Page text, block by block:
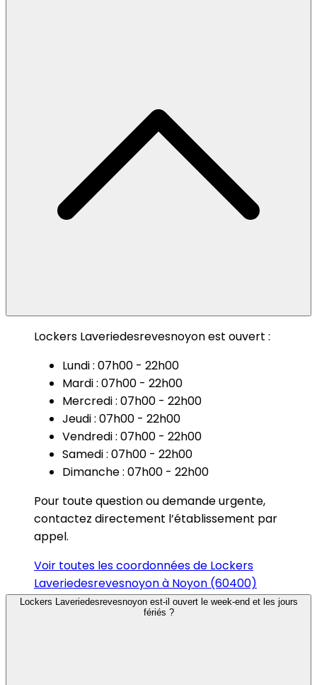
Lockers Laveriedesrevesnoyon est ouvert :
Lundi : 07h00 - 22h00
Mardi : 07h00 - 22h00
Mercredi : 07h00 - 22h00
Jeudi : 07h00 - 22h00
Vendredi : 07h00 - 22h00
Samedi : 07h00 - 22h00
Dimanche : 07h00 - 22h00
Pour toute question ou demande urgente,
contactez directement l’établissement par
appel.
Voir toutes les coordonnées de Lockers
Laveriedesrevesnoyon à Noyon (60400)
Lockers Laveriedesrevesnoyon est-il ouvert le week-end et les jours
fériés ?